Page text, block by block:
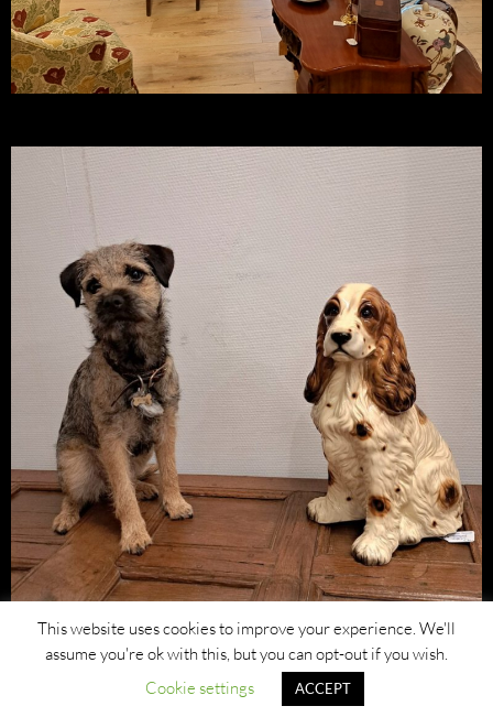
Ondersteund door WordPress
This website uses cookies to improve your experience. We'll
assume you're ok with this, but you can opt-out if you wish.
Cookie settings
ACCEPT